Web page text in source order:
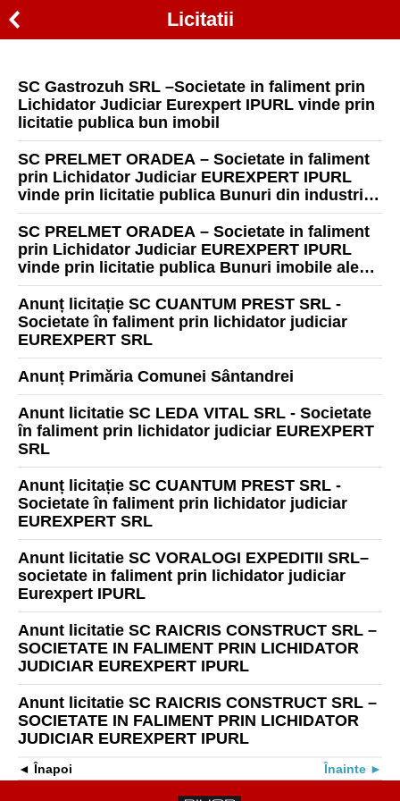
Licitatii
SC Gastrozuh SRL –Societate in faliment prin
Lichidator Judiciar Eurexpert IPURL vinde prin
licitatie publica bun imobil
SC PRELMET ORADEA – Societate in faliment
prin Lichidator Judiciar EUREXPERT IPURL
vinde prin licitatie publica Bunuri din industria
prelucrării metalice
SC PRELMET ORADEA – Societate in faliment
prin Lichidator Judiciar EUREXPERT IPURL
vinde prin licitatie publica Bunuri imobile ale
debitoarei
Anunț licitație SC CUANTUM PREST SRL -
Societate în faliment prin lichidator judiciar
EUREXPERT SRL
Anunț Primăria Comunei Sântandrei
Anunt licitatie SC LEDA VITAL SRL - Societate
în faliment prin lichidator judiciar EUREXPERT
SRL
Anunț licitație SC CUANTUM PREST SRL -
Societate în faliment prin lichidator judiciar
EUREXPERT SRL
Anunt licitatie SC VORALOGI EXPEDITII SRL–
societate in faliment prin lichidator judiciar
Eurexpert IPURL
Anunt licitatie SC RAICRIS CONSTRUCT SRL –
SOCIETATE IN FALIMENT PRIN LICHIDATOR
JUDICIAR EUREXPERT IPURL
Anunt licitatie SC RAICRIS CONSTRUCT SRL –
SOCIETATE IN FALIMENT PRIN LICHIDATOR
JUDICIAR EUREXPERT IPURL
Înapoi Înainte